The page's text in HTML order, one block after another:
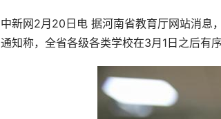
中新网2月20日电 据河南省教育厅网站消息
通知称，全省各级各类学校在3月1日之后有